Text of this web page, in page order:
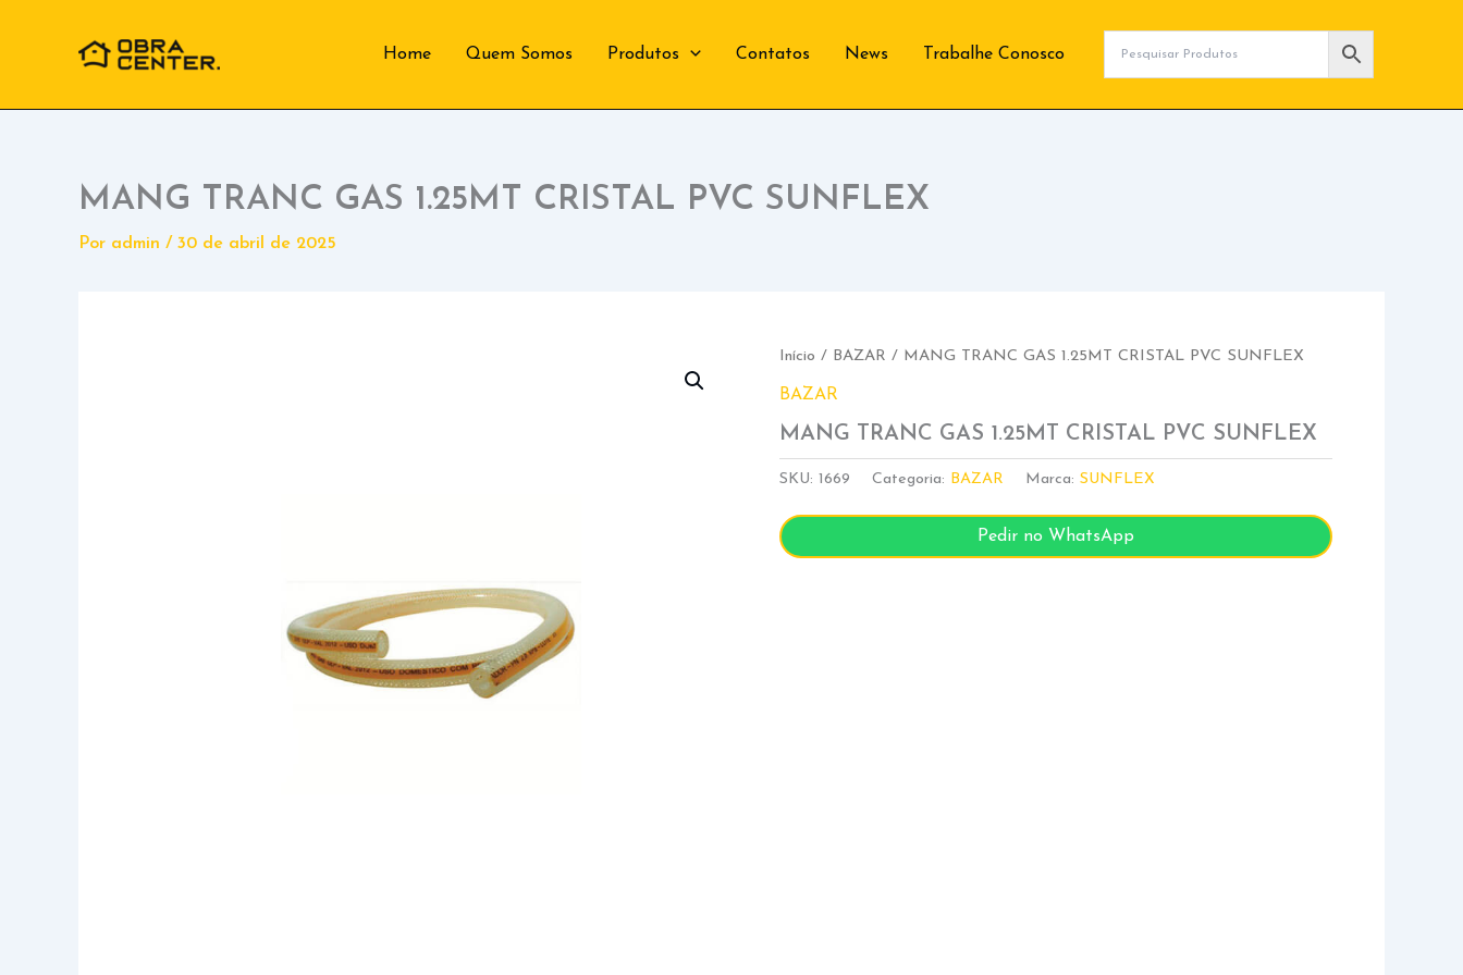
Home Quem Somos Produtos Contatos News Trabalhe Conosco
MANG TRANC GAS 1.25MT CRISTAL PVC SUNFLEX
Por admin / 30 de abril de 2025
Início / BAZAR / MANG TRANC GAS 1.25MT CRISTAL PVC SUNFLEX
BAZAR
MANG TRANC GAS 1.25MT CRISTAL PVC SUNFLEX
SKU:1669 Categoria: BAZAR Marca:SUNFLEX
Pedir no WhatsApp